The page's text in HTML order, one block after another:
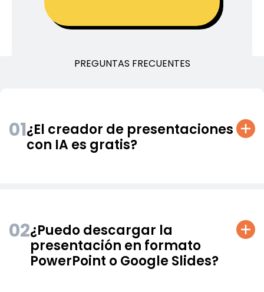
PREGUNTAS FRECUENTES
01¿El creador de presentaciones
con IA es gratis?
02¿Puedo descargar la
presentación en formato
PowerPoint o Google Slides?